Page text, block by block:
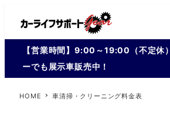
【営業時間】9:00～19:00（不定
ーでも展示車販売中！
HOME 車清掃・クリーニング料金表